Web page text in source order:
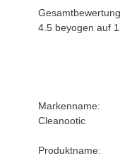
Gesamtbewertung
4.5 beyogen auf
Markenname:
Cleanootic
Produktname: